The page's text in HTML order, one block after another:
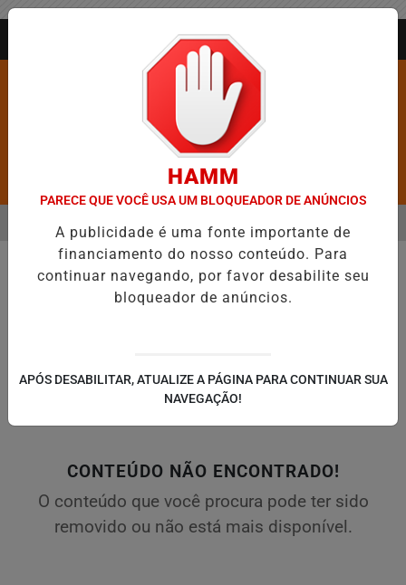
Pesquisar Notícia
É CONFIRMADA NO DIA DO EVANGÉLICO EM JEQUIÉ E
EM ALTA
MENU
CONTEÚDO NÃO ENCONTRADO!
O conteúdo que você procura pode ter sido
removido ou não está mais disponível.
HAMM
PARECE QUE VOCÊ USA UM BLOQUEADOR DE ANÚNCIOS
A publicidade é uma fonte importante de
financiamento do nosso conteúdo. Para
continuar navegando, por favor desabilite seu
bloqueador de anúncios.
APÓS DESABILITAR, ATUALIZE A PÁGINA PARA CONTINUAR SUA
NAVEGAÇÃO!